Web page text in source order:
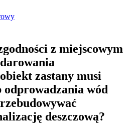
z miejscowym
zastany musi
odprowadzania wód
deszczową?